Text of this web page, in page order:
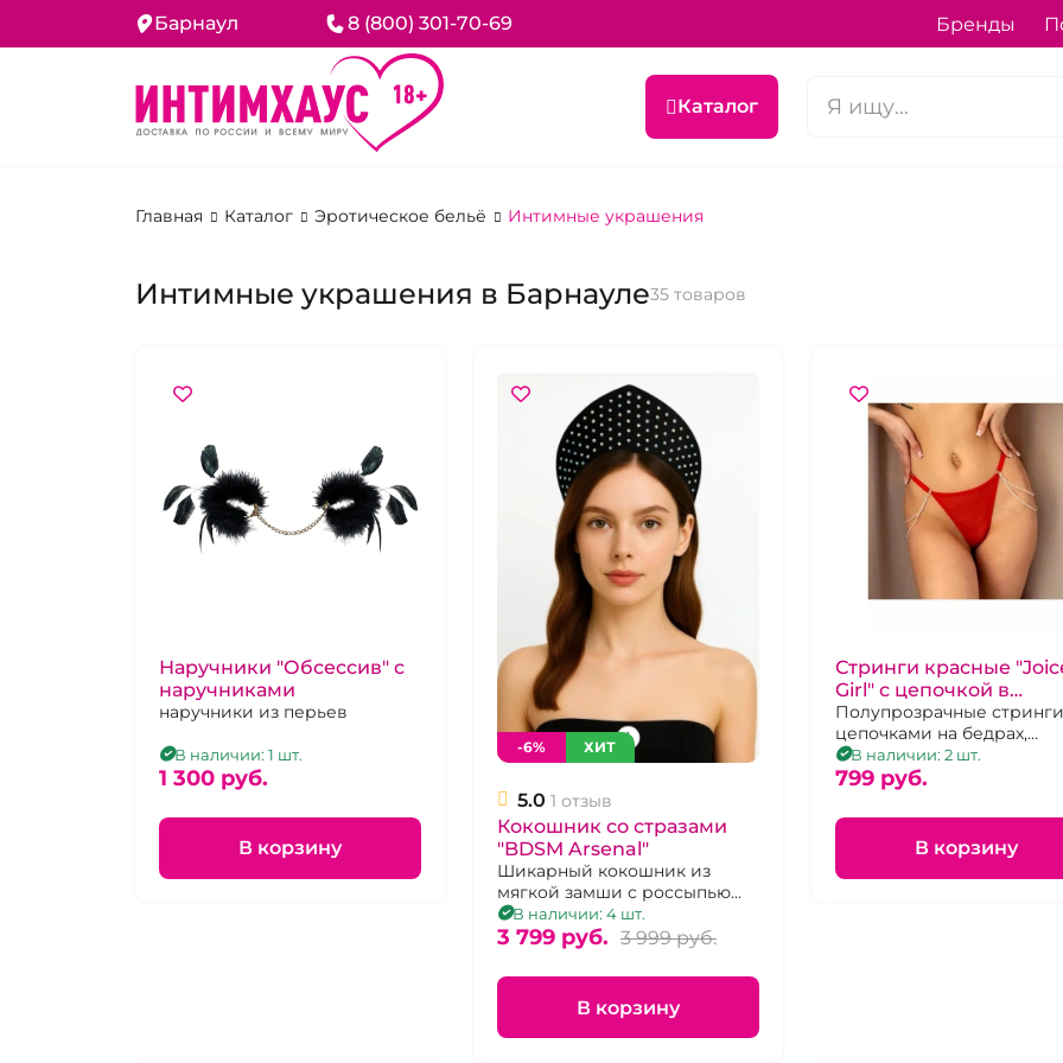
Барнаул 8 (800) 301-70-69 Бренды
Каталог
Главная Каталог Эротическое бельё Интимные украшения
Интимные украшения в Барнауле35 товаров
Наручники "Обсессив" с
наручниками
наручники из перьев
В наличии: 1 шт.
1 300 pуб.
В корзину
-6% ХИТ
5.0 1 отзыв
Кокошник со стразами
"BDSM Arsenal"
Шикарный кокошник из
мягкой замши с россыпью
страз.
В наличии: 4 шт.
3 799 pуб. 3 999 pуб.
В корзину
Стринги красные
Girl" с цепочкой в
комплекте размер XL
Полупрозрачные
цепочками на бедрах,
красные, 42-46
В наличии: 2 шт.
799 pуб.
В корзину